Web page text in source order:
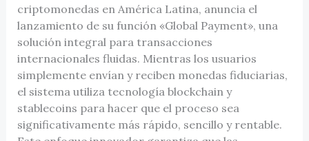
criptomonedas en América Latina, anuncia el
lanzamiento de su función «Global Payment», una
solución integral para transacciones
internacionales fluidas. Mientras los usuarios
simplemente envían y reciben monedas fiduciarias,
el sistema utiliza tecnología blockchain y
stablecoins para hacer que el proceso sea
significativamente más rápido, sencillo y rentable.